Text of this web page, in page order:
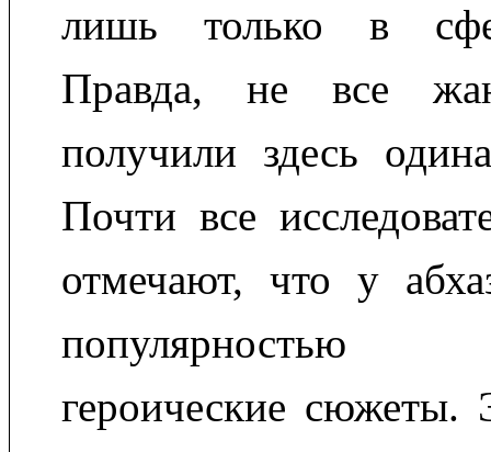
лишь только в
Правда, не все
получили здесь
Почти все
отмечают, что у
популярностью
героические сюжеты.